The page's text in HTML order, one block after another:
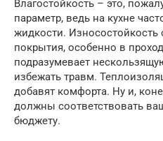
Влагостойкость – это,
параметр, ведь на кухне
жидкости. Износостойкость
покрытия, особенно в
подразумевает
избежать травм.
добавят комфорта. Ну и,
должны соответствовать
бюджету.